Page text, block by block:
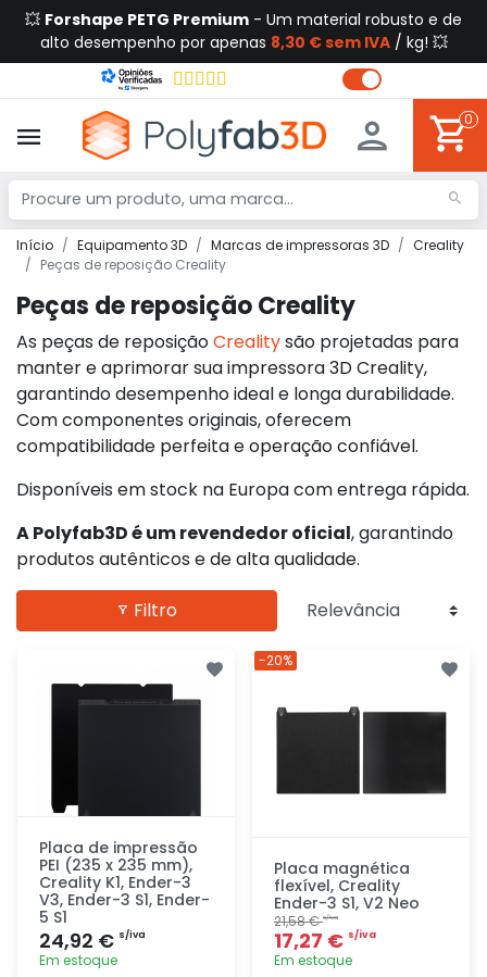
💥 Forshape PETG Premium - Um material robusto e de
alto desempenho por apenas 8,30 € sem IVA/ kg! 💥
0
Início Equipamento 3D Marcas de impressoras 3D
Creality
Peças de reposição Creality
Peças de reposição Creality
As peças de reposiçãoCrealitysão projetadas para
manter e aprimorar sua impressora 3D Creality,
garantindo desempenho ideal e longa durabilidade.
Com componentes originais, oferecem
compatibilidade perfeita e operação confiável.
Disponíveis em stock na Europa com entrega rápida.
A Polyfab3D é um revendedor oficial, garantindo
produtos autênticos e de alta qualidade.
Filtro
Placa de impressão
PEI (235 x 235 mm),
Creality K1, Ender-3
V3, Ender-3 S1, Ender-
5 S1
24,92 € s/iva
Em estoque
Placa magnética
flexível, Creality
Ender-3 S1, V2 Neo
21,58 €s/iva
17,27 € s/iva
Em estoque
-20%